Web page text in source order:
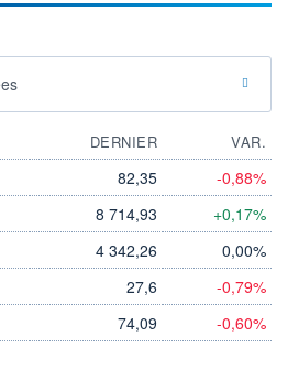
DERNIER
VAR.
82,35 -0,88%
8 714,93 +0,17%
4 342,26 0,00%
27,6 -0,79%
74,09 -0,60%